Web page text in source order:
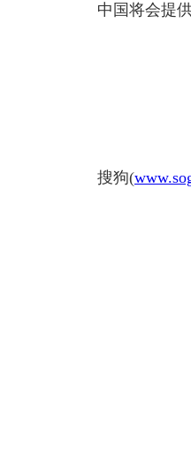
中国将会提
搜狗(